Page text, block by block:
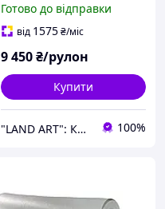
покрівлі, під плитку,
захисту мембран
Готово до відправки
від 1575₴/міс
9 450₴/рулон
Купити
"LAND ART": Корисні товари для вашого будинку та саду! 100%